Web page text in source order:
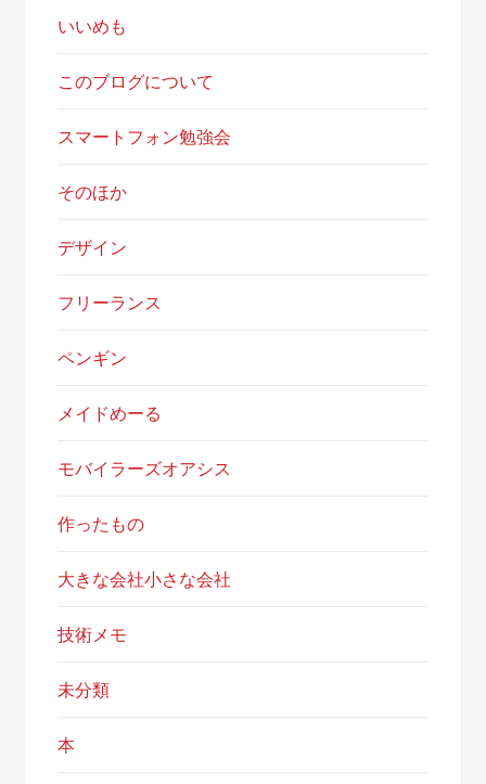
いいめも
このブログについて
スマートフォン勉強会
そのほか
デザイン
フリーランス
ペンギン
メイドめーる
モバイラーズオアシス
作ったもの
大きな会社小さな会社
技術メモ
未分類
本